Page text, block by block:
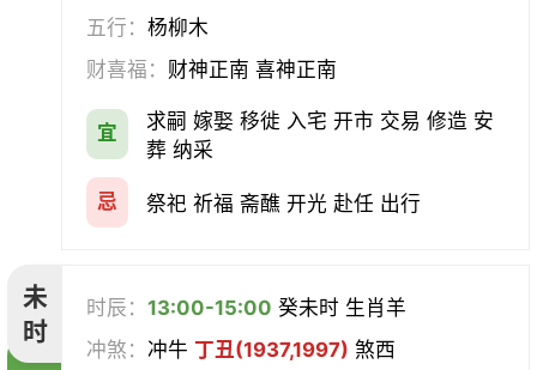
五行：杨柳木
财喜福： 财神正南 喜神正南
宜
求嗣 嫁娶 移徙 入宅 开市 交易 修造 安
葬 纳采
忌 祭祀 祈福 斋醮 开光 赴任 出行
未
时
时辰：13:00-15:00 癸未时 生肖羊
冲煞：冲牛 丁丑(1937,1997) 煞西